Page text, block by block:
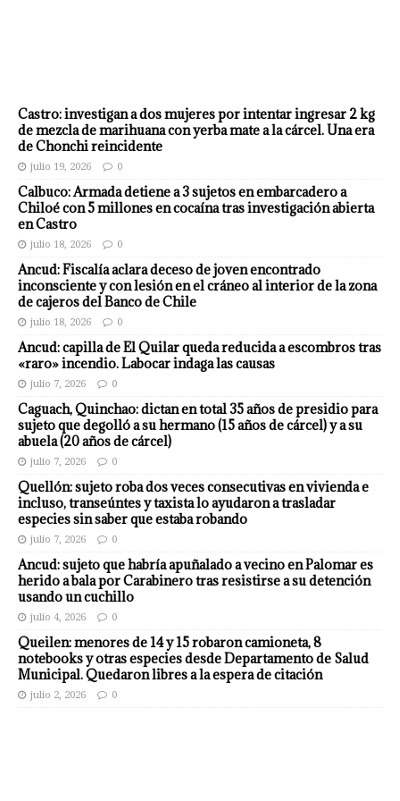
Castro: investigan a dos mujeres por intentar ingresar 2 kg
de mezcla de marihuana con yerba mate a la cárcel. Una era
de Chonchi reincidente
julio 19, 2026 0
Calbuco: Armada detiene a 3 sujetos en embarcadero a
Chiloé con 5 millones en cocaína tras investigación abierta
en Castro
julio 18, 2026 0
Ancud: Fiscalía aclara deceso de joven encontrado
inconsciente y con lesión en el cráneo al interior de la zona
de cajeros del Banco de Chile
julio 18, 2026 0
Ancud: capilla de El Quilar queda reducida a escombros tras
«raro» incendio. Labocar indaga las causas
julio 7, 2026 0
Caguach, Quinchao: dictan en total 35 años de presidio para
sujeto que degolló a su hermano (15 años de cárcel) y a su
abuela (20 años de cárcel)
julio 7, 2026 0
Quellón: sujeto roba dos veces consecutivas en vivienda e
incluso, transeúntes y taxista lo ayudaron a trasladar
especies sin saber que estaba robando
julio 7, 2026 0
Ancud: sujeto que habría apuñalado a vecino en Palomar es
herido a bala por Carabinero tras resistirse a su detención
usando un cuchillo
julio 4, 2026 0
Queilen: menores de 14 y 15 robaron camioneta, 8
notebooks y otras especies desde Departamento de Salud
Municipal. Quedaron libres a la espera de citación
julio 2, 2026 0